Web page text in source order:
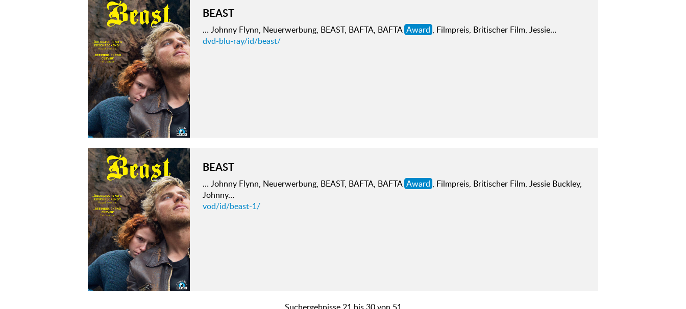
BEAST
… Johnny Flynn, Neuerwerbung, BEAST, BAFTA, BAFTA Award , Filmpreis, Britischer Film, Jessie…
dvd-blu-ray/id/beast/
BEAST
… Johnny Flynn, Neuerwerbung, BEAST, BAFTA, BAFTA Award , Filmpreis, Britischer Film, Jessie Buckley,
Johnny…
vod/id/beast-1/